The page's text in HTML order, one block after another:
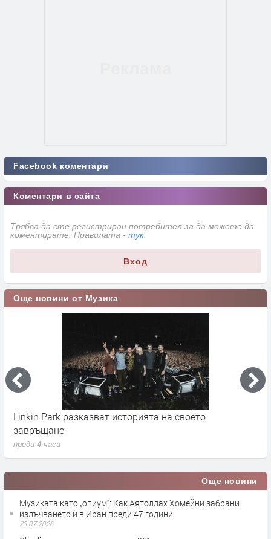
Facebook коментари
Коментари в сайта
Трябва да сте регистриран потребител за да можете да
коментирате. Правилата - тук
Вход
Още новини от Музика
Linkin Park разказват историята на своето
завръщане
преди 4 часа
Още новини
Музиката като „опиум“: Как Аятоллах Хомейни забрани
излъчването ѝ в Иран преди 47 години
23.07.2026